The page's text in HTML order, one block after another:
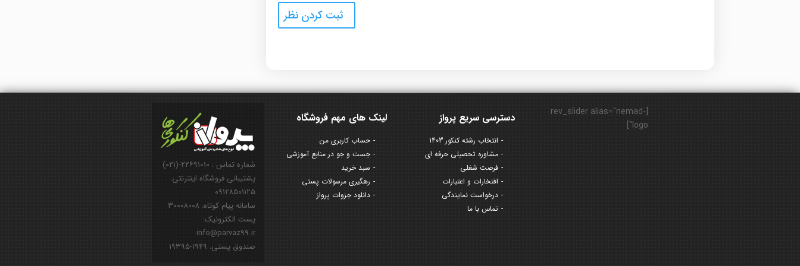
شماره تماس : ۲۲۶۹۱۰۱۰-(۰۲۱)
پشتیبانی فروشگاه اینترنتی:
۰۹۱۲۸۵۰۱۱۲۵
سامانه پیام کوتاه: ۳۰۰۰۸۰۰۸
پست الکترونیک:
info@parvaz99.ir
صندوق پستی: ۱۹۴۹-۱۹۳۹۵
لینک های مهم فروشگاه
حساب کاربری من
جست و جو در منابع آموزشی
سبد خرید
رهگیری مرسولات پستی
دانلود جزوات پرواز
دسترسی سریع پرواز
انتخاب رشته کنکور 1403
مشاوره تحصیلی حرفه ای
فرصت شغلی
افتخارات و اعتبارات
درخواست نمایندگی
تماس با ما
[rev_slider alias="nemad-
logo"]